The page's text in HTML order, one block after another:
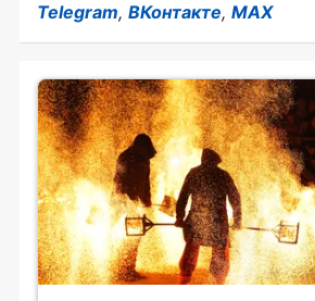
Telegram, ВКонтакте, MAX